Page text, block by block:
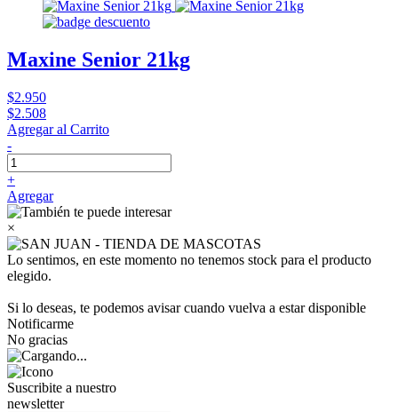
Maxine Senior 21kg
$2.950
$2.508
Agregar al Carrito
-
+
Agregar
×
Lo sentimos, en este momento no tenemos stock para el producto
elegido.
Si lo deseas, te podemos avisar cuando vuelva a estar disponible
Notificarme
No gracias
Suscribite a nuestro
newsletter